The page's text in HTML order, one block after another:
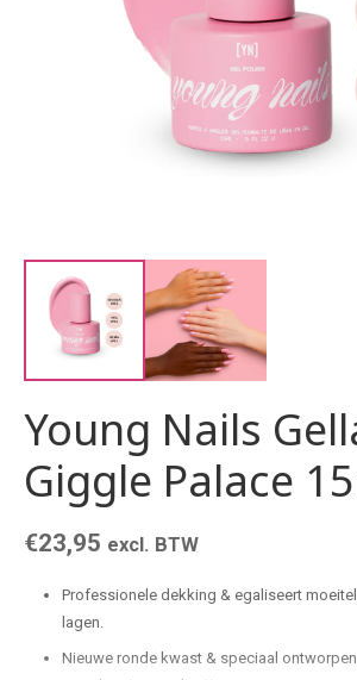
Young Nails
Giggle Palace
€23,95 excl. BTW
Professionele dekking & egaliseert
lagen.
Nieuwe ronde kwast & speciaal